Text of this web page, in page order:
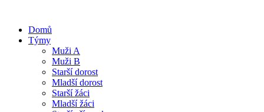
Domů
Týmy
Muži A
Muži B
Starší dorost
Mladší dorost
Starší žáci
Mladší žáci